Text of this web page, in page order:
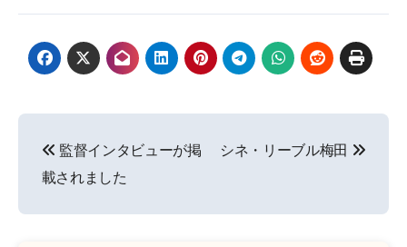
稿
ナ
監督インタビューが掲
載されました
シネ・リーブル梅田